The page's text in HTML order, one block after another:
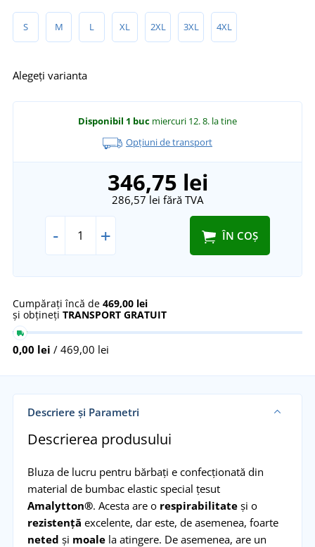
S M L XL 2XL 3XL 4XL
Alegeți varianta
Disponibil 1 buc miercuri 12. 8. la tine
Opțiuni de transport
346,75 lei
286,57 lei fără TVA
- + ÎN COȘ
Cumpărați încă de 469,00 lei
și obțineți TRANSPORT GRATUIT
0,00 lei / 469,00 lei
Descriere și Parametri
Descrierea produsului
Bluza de lucru pentru bărbați e confecționată din
material de bumbac elastic special țesut
Amalytton®. Acesta are o respirabilitateși o
rezistență excelente, dar este, de asemenea, foarte
neted și moalela atingere. De asemenea, are un